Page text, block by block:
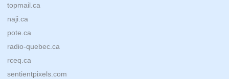
topmail.ca
naji.ca
pote.ca
radio-quebec.ca
rceq.ca
sentientpixels.com